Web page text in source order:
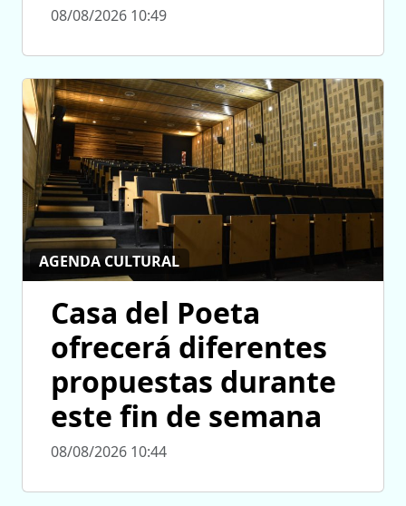
08/08/2026 10:49
AGENDA CULTURAL
Casa del Poeta
ofrecerá diferentes
propuestas durante
este fin de semana
08/08/2026 10:44